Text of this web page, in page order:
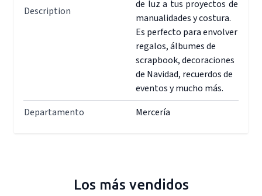
Description
de luz a tus proyectos de
manualidades y costura.
Es perfecto para envolver
regalos, álbumes de
scrapbook, decoraciones
de Navidad, recuerdos de
eventos y mucho más.
Departamento
Mercería
Los más vendidos